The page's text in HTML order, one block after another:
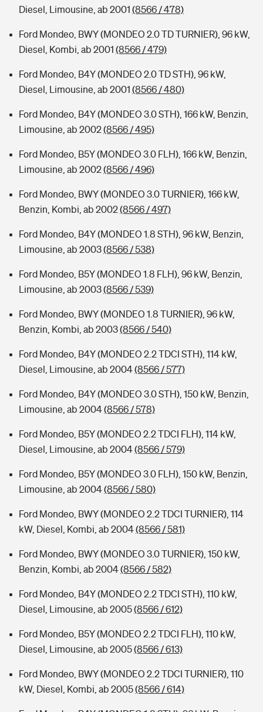
Diesel, Limousine, ab 2001 (8566 / 478)
Ford Mondeo, BWY (MONDEO 2.0 TD TURNIER), 96 kW,
Diesel, Kombi, ab 2001 (8566 / 479)
Ford Mondeo, B4Y (MONDEO 2.0 TD STH), 96 kW,
Diesel, Limousine, ab 2001 (8566 / 480)
Ford Mondeo, B4Y (MONDEO 3.0 STH), 166 kW, Benzin,
Limousine, ab 2002(8566 / 495)
Ford Mondeo, B5Y (MONDEO 3.0 FLH), 166 kW, Benzin,
Limousine, ab 2002(8566 / 496)
Ford Mondeo, BWY (MONDEO 3.0 TURNIER), 166 kW,
Benzin, Kombi, ab 2002(8566 / 497)
Ford Mondeo, B4Y (MONDEO 1.8 STH), 96 kW, Benzin,
Limousine, ab 2003(8566 / 538)
Ford Mondeo, B5Y (MONDEO 1.8 FLH), 96 kW, Benzin,
Limousine, ab 2003(8566 / 539)
Ford Mondeo, BWY (MONDEO 1.8 TURNIER), 96 kW,
Benzin, Kombi, ab 2003(8566 / 540)
Ford Mondeo, B4Y (MONDEO 2.2 TDCI STH), 114 kW,
Diesel, Limousine, ab 2004(8566 / 577)
Ford Mondeo, B4Y (MONDEO 3.0 STH), 150 kW, Benzin,
Limousine, ab 2004(8566 / 578)
Ford Mondeo, B5Y (MONDEO 2.2 TDCI FLH), 114 kW,
Diesel, Limousine, ab 2004(8566 / 579)
Ford Mondeo, B5Y (MONDEO 3.0 FLH), 150 kW, Benzin,
Limousine, ab 2004(8566 / 580)
Ford Mondeo, BWY (MONDEO 2.2 TDCI TURNIER), 114
kW, Diesel, Kombi, ab 2004(8566 / 581)
Ford Mondeo, BWY (MONDEO 3.0 TURNIER), 150 kW,
Benzin, Kombi, ab 2004(8566 / 582)
Ford Mondeo, B4Y (MONDEO 2.2 TDCI STH), 110 kW,
Diesel, Limousine, ab 2005(8566 / 612)
Ford Mondeo, B5Y (MONDEO 2.2 TDCI FLH), 110 kW,
Diesel, Limousine, ab 2005(8566 / 613)
Ford Mondeo, BWY (MONDEO 2.2 TDCI TURNIER), 110
kW, Diesel, Kombi, ab 2005(8566 / 614)